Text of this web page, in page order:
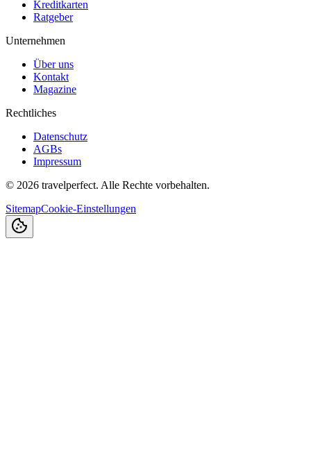
Kreditkarten
Ratgeber
Unternehmen
Über uns
Kontakt
Magazine
Rechtliches
Datenschutz
AGBs
Impressum
© 2026 travelperfect. Alle Rechte vorbehalten.
SitemapCookie-Einstellungen